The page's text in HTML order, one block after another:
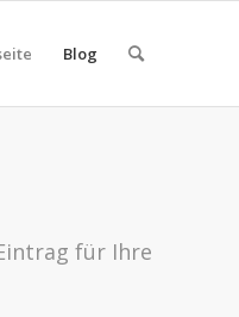
Blog
für Ihre